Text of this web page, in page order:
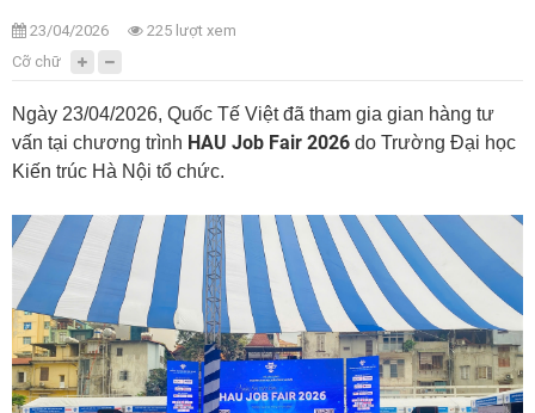
23/04/2026
225 lượt xem
Cỡ chữ
Ngày 23/04/2026, Quốc Tế Việt đã tham gia gian hàng tư
vấn tại chương trình HAU Job Fair 2026 do Trường Đại học
Kiến trúc Hà Nội tổ chức.